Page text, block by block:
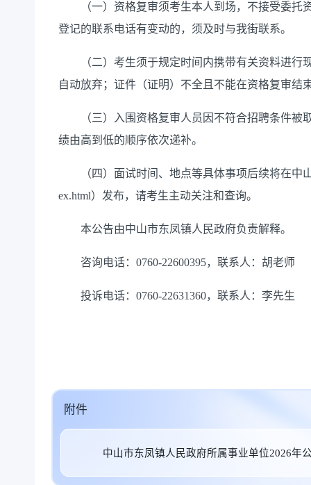
（一）资格复审须考生本人到场，不接受委托
登记的联系电话有变动的，须及时与我街联系。
（二）考生须于规定时间内携带有关资料进行
自动放弃；证件（证明）不全且不能在资格复审
（三）入围资格复审人员因不符合招聘条件被
绩由高到低的顺序依次递补。
（四）面试时间、地点等具体事项后续将在中山
ex.html）发布，请考生主动关注和查询。
本公告由中山市东凤镇人民政府负责解释。
咨询电话：0760-22600395，联系人：胡老师
投诉电话：0760-22631360，联系人：李先生
附件
中山市东凤镇人民政府所属事业单位2026年